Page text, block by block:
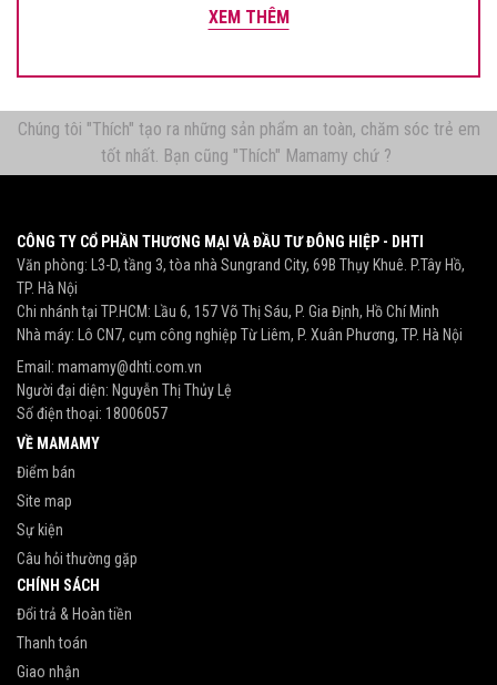
XEM THÊM
Chúng tôi "Thích" tạo ra những sản phẩm an toàn, chăm sóc trẻ em
tốt nhất. Bạn cũng "Thích" Mamamy chứ ?
CÔNG TY CỔ PHẦN THƯƠNG MẠI VÀ ĐẦU TƯ ĐÔNG HIỆP - DHTI
Văn phòng: L3-D, tầng 3, tòa nhà Sungrand City, 69B Thụy Khuê. P.Tây Hồ,
TP. Hà Nội
Chi nhánh tại TP.HCM: Lầu 6, 157 Võ Thị Sáu, P. Gia Định, Hồ Chí Minh
Nhà máy: Lô CN7, cụm công nghiệp Từ Liêm, P. Xuân Phương, TP. Hà Nội
Email: mamamy@dhti.com.vn
Người đại diện: Nguyễn Thị Thủy Lệ
Số điện thoại: 18006057
VỀ MAMAMY
Điểm bán
Site map
Sự kiện
Câu hỏi thường gặp
CHÍNH SÁCH
Đổi trả & Hoàn tiền
Thanh toán
Giao nhận